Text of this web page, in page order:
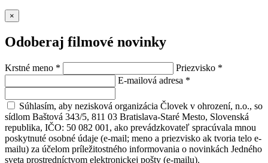
×
Odoberaj filmové novinky
Krstné meno * Priezvisko *
E-mailová adresa *
Súhlasím, aby nezisková organizácia Človek v ohrození, n.o., so
sídlom Baštová 343/5, 811 03 Bratislava-Staré Mesto, Slovenská
republika, IČO: 50 082 001, ako prevádzkovateľ spracúvala mnou
poskytnuté osobné údaje (e-mail; meno a priezvisko ak tvoria telo e-
mailu) za účelom príležitostného informovania o novinkách Jedného
sveta prostredníctvom elektronickej pošty (e-mailu).